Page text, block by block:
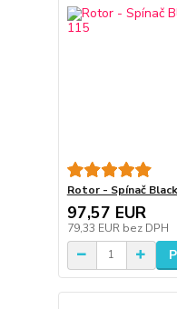
Rotor - Spínač
97,57 EUR
79,33 EUR bez DPH